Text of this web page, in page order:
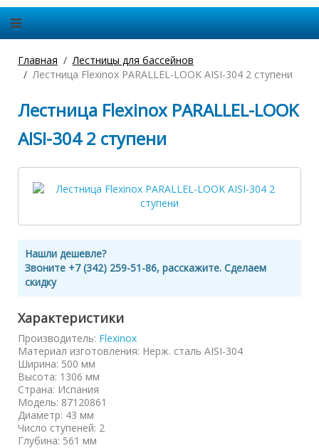
Главная
Лестницы для бассейнов
Лестница Flexinox PARALLEL-LOOK AISI-304 2 ступени
Лестница Flexinox PARALLEL-LOOK
AISI-304 2 ступени
Нашли дешевле?
Звоните +7 (342) 259-51-86, расскажите. Сделаем
скидку
Характеристики
Производитель: Flexinox
Материал изготовления: Нерж. сталь AISI-304
Ширина: 500 мм
Высота: 1306 мм
Страна: Испания
Модель: 87120861
Диаметр: 43 мм
Число ступеней: 2
Глубина: 561 мм